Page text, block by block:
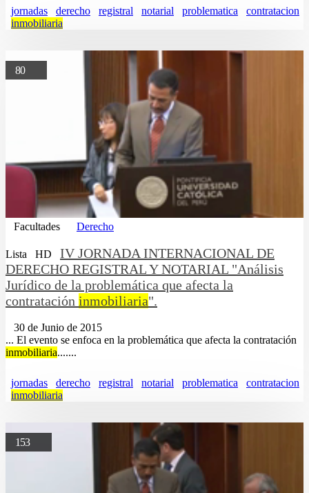
jornadas derecho registral notarial problematica
contratacion
inmobiliaria
80
Facultades Derecho
Lista HD
IV JORNADA INTERNACIONAL DE
DERECHO REGISTRAL Y NOTARIAL "Análisis
Jurídico de la problemática que afecta la
contratación inmobiliaria".
30 de Junio de 2015
... El evento se enfoca en la problemática que afecta la contratación
inmobiliaria.......
jornadas derecho registral notarial problematica
contratacion
inmobiliaria
153